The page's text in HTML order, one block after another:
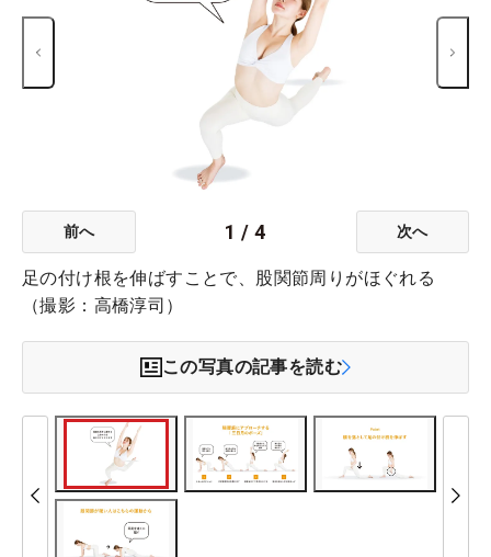
前へ 1 /4 次へ
足の付け根を伸ばすことで、股関節周りがほぐれる
（撮影：高橋淳司）
この写真の記事を読む